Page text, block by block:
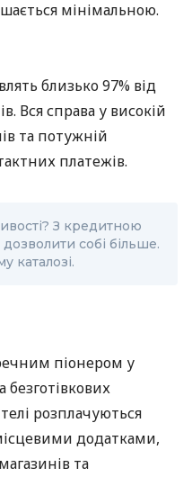
мінімальною.
близько 97% від
Вся справа у високій
та потужній
платежів.
З кредитною
собі більше.
каталозі.
піонером у
безготівкових
розплачуються
додатками,
та